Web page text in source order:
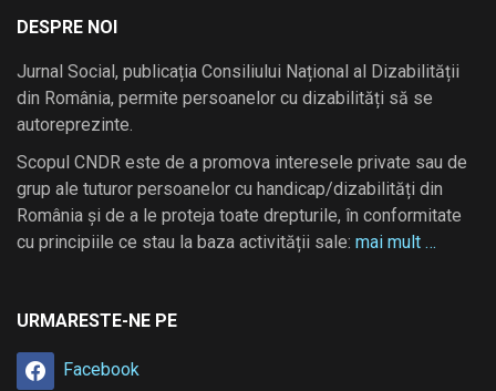
DESPRE NOI
Jurnal Social, publicația Consiliului Național al Dizabilității
din România, permite persoanelor cu dizabilități să se
autoreprezinte.
Scopul CNDR este de a promova interesele private sau de
grup ale tuturor persoanelor cu handicap/dizabilități din
România și de a le proteja toate drepturile, în conformitate
cu principiile ce stau la baza activității sale: mai mult …
URMARESTE-NE PE
Facebook